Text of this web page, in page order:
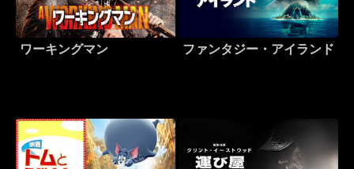
ワーキングマン ファンタジー・アイランド